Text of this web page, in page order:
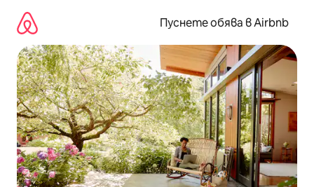
съдържанието
Пуснете обява в Airbnb